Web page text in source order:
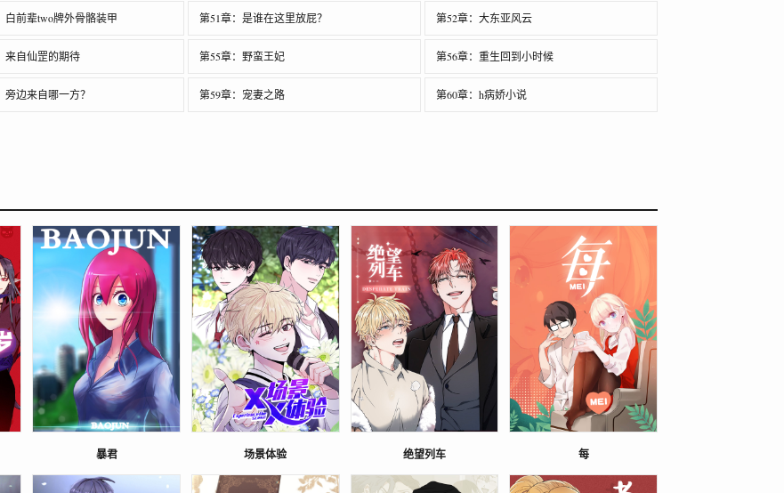
白前辈two牌外骨骼装甲 第51章：是谁在这里放屁？ 第52章：大东亚风云
来自仙罡的期待 第55章：野蛮王妃 第56章：重生回到小时候
旁边来自哪一方？ 第59章：宠妻之路 第60章：h病娇小说
暴君 场景体验 绝望列车 每